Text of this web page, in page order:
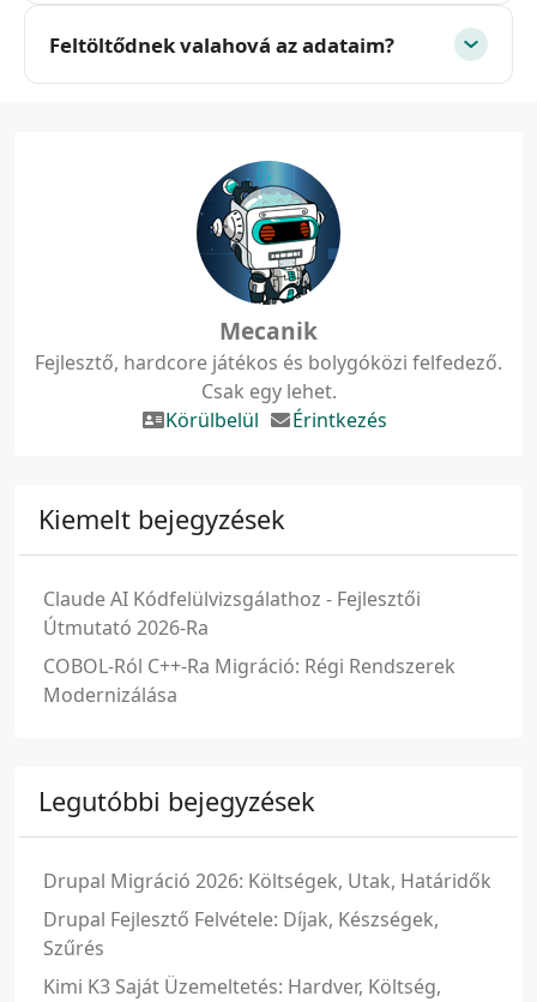
Feltöltődnek valahová az adataim?
Mecanik
Fejlesztő, hardcore játékos és bolygóközi felfedező.
Csak egy lehet.
Körülbelül
Érintkezés
Kiemelt bejegyzések
Claude AI Kódfelülvizsgálathoz - Fejlesztői
Útmutató 2026-Ra
COBOL-Ról C++-Ra Migráció: Régi Rendszerek
Modernizálása
Legutóbbi bejegyzések
Drupal Migráció 2026: Költségek, Utak, Határidők
Drupal Fejlesztő Felvétele: Díjak, Készségek,
Szűrés
Kimi K3 Saját Üzemeltetés: Hardver, Költség,